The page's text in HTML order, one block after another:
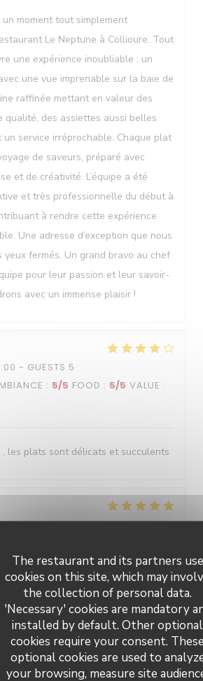
The restaurant and its partners use
cookies on this site, which may
the collection of personal data.
'Necessary' cookies are mandatory
installed by default. Other optional
cookies require your consent.
optional cookies are used to
your browsing, measure site
moment tout simplement
Le Neptune à Collioure. Tout
une expérience inoubliable : un
une vue imprenable sur la baie de
raffinée mettant en valeur des
qualité, des assiettes aussi belles
un service irréprochable. Chaque plat
de saveurs, préparé avec
et de créativité. L’équipe a été
et très professionnelle du début à
à rendre cette expérience
Une adresse d’exception que nous
yeux fermés. Un grand bravo au chef
pour leur passion et leur savoir-
avec un immense plaisir !
- GUESTS 5
: 5/5 FOOD : 5/5 VALUE :
, les plats sont délicats et succulents
- GUESTS 2
Dans les assiettes des mets
beauté. En revanche pénible de
qui ne peuvent pas s'empêcher de
chien quand on est allergique aux
Le Neptune